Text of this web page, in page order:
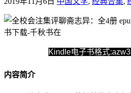
Kindle电子书格式
内容简介